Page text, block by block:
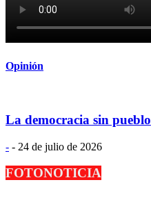
Opinión
La democracia sin pueblo
- - 24 de julio de 2026
FOTONOTICIA